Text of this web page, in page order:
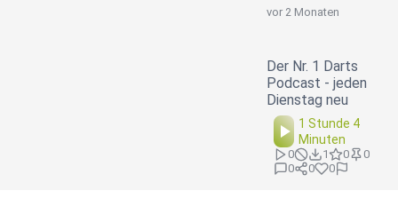
vor 2 Monaten
Der Nr. 1 Darts
Podcast - jeden
Dienstag neu
1 Stunde 4
Minuten
0 1 0
0
0
0 0